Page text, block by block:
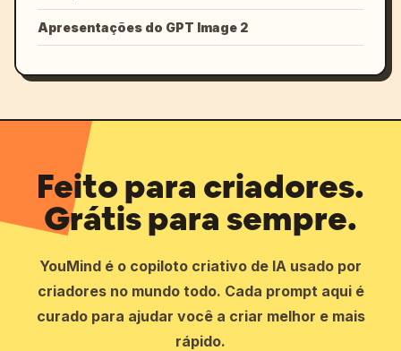
Apresentações do GPT Image 2
Feito para criadores.
Grátis para sempre.
YouMind é o copiloto criativo de IA usado por
criadores no mundo todo. Cada prompt aqui é
curado para ajudar você a criar melhor e mais
rápido.